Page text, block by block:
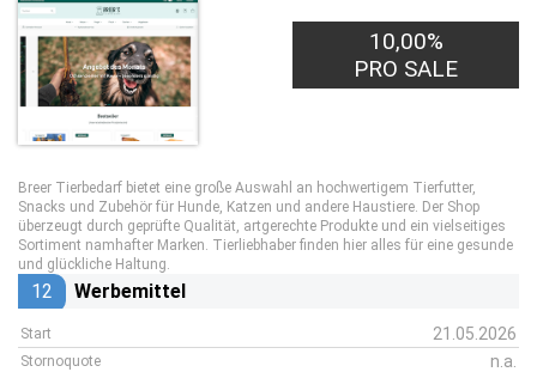
10,00%
PRO SALE
Breer Tierbedarf bietet eine große Auswahl an hochwertigem Tierfutter,
Snacks und Zubehör für Hunde, Katzen und andere Haustiere. Der Shop
überzeugt durch geprüfte Qualität, artgerechte Produkte und ein vielseitiges
Sortiment namhafter Marken. Tierliebhaber finden hier alles für eine gesunde
und glückliche Haltung.
12 Werbemittel
Start 21.05.2026
Stornoquote n.a.